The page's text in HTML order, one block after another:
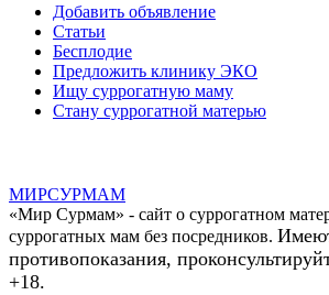
Добавить объявление
Статьи
Бесплодие
Предложить клинику ЭКО
Ищу суррогатную маму
Стану суррогатной матерью
МИРСУРМАМ
«Мир Сурмам» - сайт о суррогатном
суррогатных мам без посредников.
противопоказания,
+18.